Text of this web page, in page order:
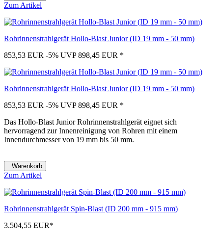
Zum Artikel
Rohrinnenstrahlgerät Hollo-Blast Junior (ID 19 mm - 50 mm)
853,53 EUR -5% UVP 898,45 EUR *
Rohrinnenstrahlgerät Hollo-Blast Junior (ID 19 mm - 50 mm)
853,53 EUR -5% UVP 898,45 EUR *
Das Hollo-Blast Junior Rohrinnenstrahlgerät eignet sich
hervorragend zur Innenreinigung von Rohren mit einem
Innendurchmesser von 19 mm bis 50 mm.
Warenkorb
Zum Artikel
Rohrinnenstrahlgerät Spin-Blast (ID 200 mm - 915 mm)
3.504,55 EUR*